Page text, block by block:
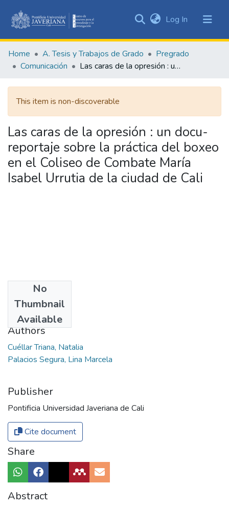
&
Collections
Statistics
Log In (current)
Home A. Tesis y Trabajos de Grado
Pregrado
Comunicación
Las caras de la opresión : un docu-reportaje sobre la práctica del boxeo en el Coliseo de Combate María Isabel Urrutia de la ciudad de Cali
This item is non-discoverable
Las caras de la opresión : un docu-
reportaje sobre la práctica del boxeo
en el Coliseo de Combate María
Isabel Urrutia de la ciudad de Cali
No
Thumbnail
Available
2014
Authors
Cuéllar Triana, Natalia
Palacios Segura, Lina Marcela
Publisher
Pontificia Universidad Javeriana de Cali
Cite document
Share
Abstract